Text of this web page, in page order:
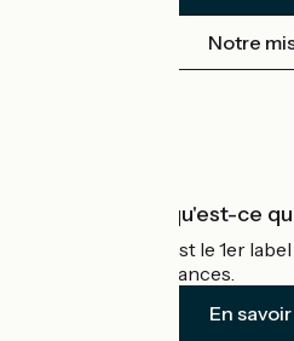
Notre
Accueil Vélo qu'est-ce
Accueil Vélo c'est le 1er
cyclistes en vacances.
En